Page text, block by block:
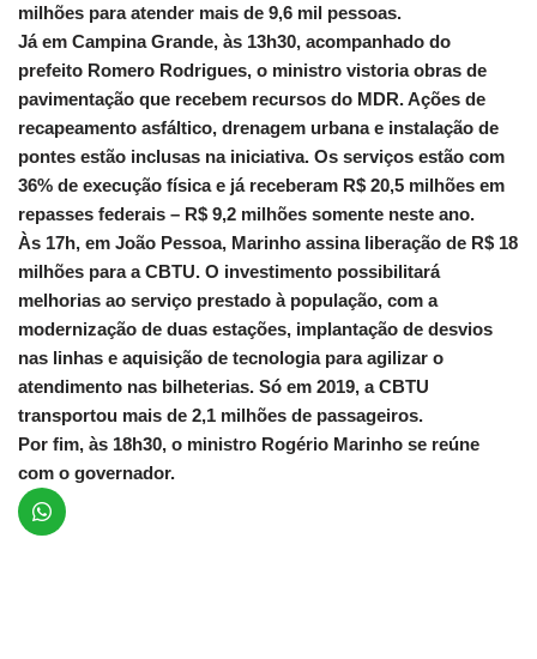
milhões para atender mais de 9,6 mil pessoas.
Já em Campina Grande, às 13h30, acompanhado do
prefeito Romero Rodrigues, o ministro vistoria obras de
pavimentação que recebem recursos do MDR. Ações de
recapeamento asfáltico, drenagem urbana e instalação de
pontes estão inclusas na iniciativa. Os serviços estão com
36% de execução física e já receberam R$ 20,5 milhões em
repasses federais – R$ 9,2 milhões somente neste ano.
Às 17h, em João Pessoa, Marinho assina liberação de R$ 18
milhões para a CBTU. O investimento possibilitará
melhorias ao serviço prestado à população, com a
modernização de duas estações, implantação de desvios
nas linhas e aquisição de tecnologia para agilizar o
atendimento nas bilheterias. Só em 2019, a CBTU
transportou mais de 2,1 milhões de passageiros.
Por fim, às 18h30, o ministro Rogério Marinho se reúne
com o governador.